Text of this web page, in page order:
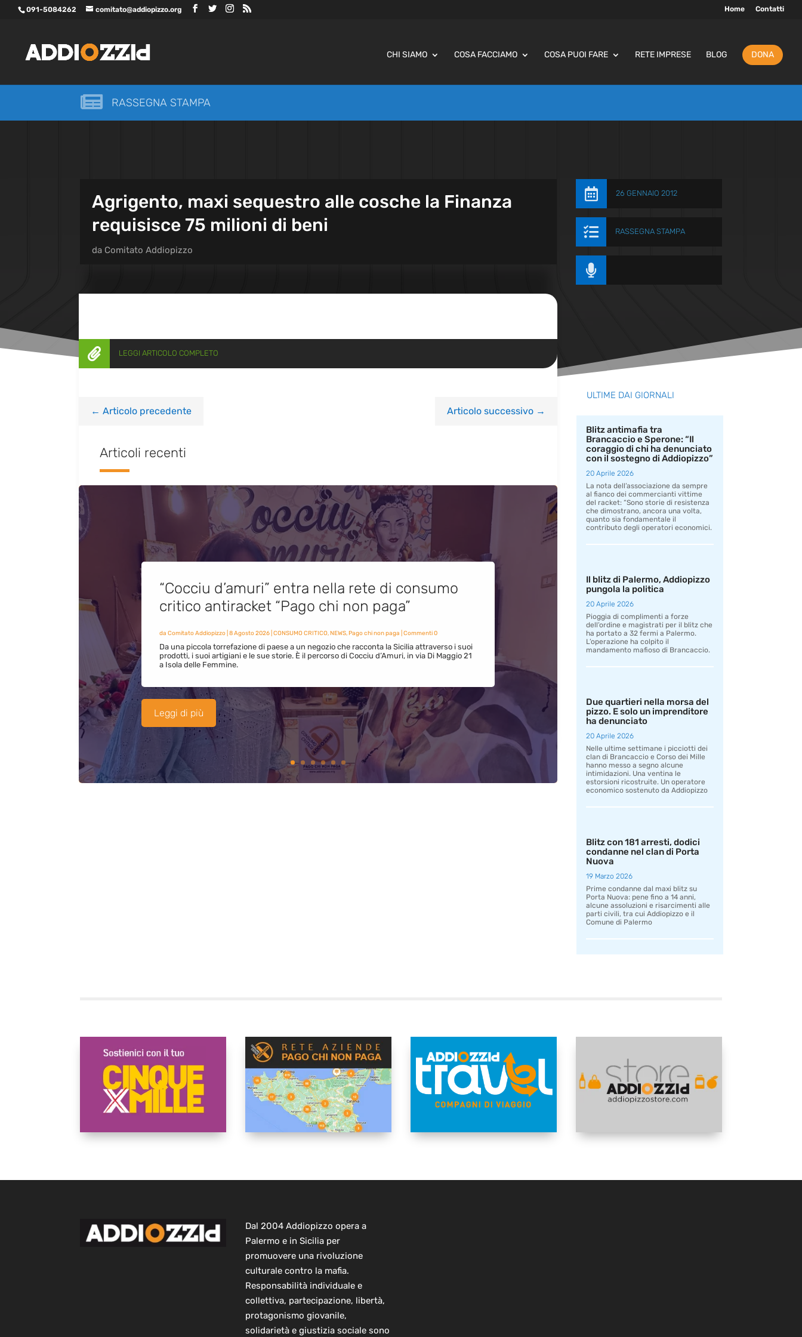
091-5084262 comitato@addiopizzo.org Home Contatti
CHI SIAMO COSA FACCIAMO COSA PUOI FARE RETE IMPRESE BLOG DONA
 RASSEGNA STAMPA
Agrigento, maxi sequestro alle cosche la Finanza
requisisce 75 milioni di beni
da Comitato Addiopizzo
 26 GENNAIO 2012
 RASSEGNA STAMPA

 LEGGI ARTICOLO COMPLETO
← Articolo precedente Articolo successivo→
Articoli recenti
“Cocciu d’amuri” entra nella rete di consumo
critico antiracket “Pago chi non paga”
da Comitato Addiopizzo| 8 Agosto 2026| CONSUMO CRITICO,NEWS,Pago chi non paga | Commenti 0
Da una piccola torrefazione di paese a un negozio che racconta la Sicilia attraverso i suoi
prodotti, i suoi artigiani e le sue storie. È il percorso di Cocciu d’Amuri, in via Di Maggio 21
a Isola delle Femmine.
Leggi di più
ULTIME DAI GIORNALI
Blitz antimafia tra
Brancaccio e Sperone: “Il
coraggio di chi ha denunciato
con il sostegno di Addiopizzo”
20 Aprile 2026
La nota dell’associazione da sempre
al fianco dei commercianti vittime
del racket: “Sono storie di resistenza
che dimostrano, ancora una volta,
quanto sia fondamentale il
contributo degli operatori economici.
Il blitz di Palermo, Addiopizzo
pungola la politica
20 Aprile 2026
Pioggia di complimenti a forze
dell’ordine e magistrati per il blitz che
ha portato a 32 fermi a Palermo.
L’operazione ha colpito il
mandamento mafioso di Brancaccio.
Due quartieri nella morsa del
pizzo. E solo un imprenditore
ha denunciato
20 Aprile 2026
Nelle ultime settimane i picciotti dei
clan di Brancaccio e Corso dei Mille
hanno messo a segno alcune
intimidazioni. Una ventina le
estorsioni ricostruite. Un operatore
economico sostenuto da Addiopizzo
Blitz con 181 arresti, dodici
condanne nel clan di Porta
Nuova
19 Marzo 2026
Prime condanne dal maxi blitz su
Porta Nuova: pene fino a 14 anni,
alcune assoluzioni e risarcimenti alle
parti civili, tra cui Addiopizzo e il
Comune di Palermo
Dal 2004 Addiopizzo opera a
Palermo e in Sicilia per
promuovere una rivoluzione
culturale contro la mafia.
Responsabilità individuale e
collettiva, partecipazione, libertà,
protagonismo giovanile,
solidarietà e giustizia sociale sono